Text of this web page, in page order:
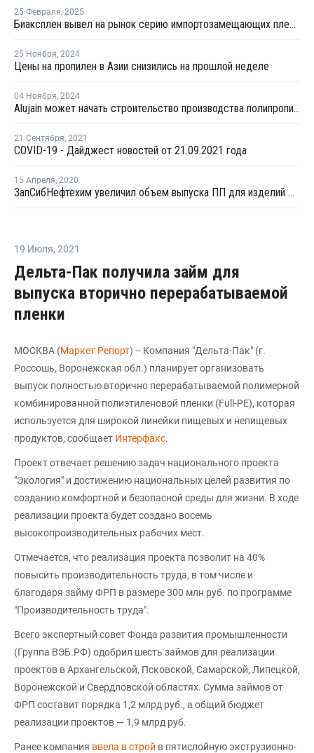
25 Февраля, 2025
Биаксплен вывел на рынок серию импортозамещающих пленок
25 Ноября, 2024
Цены на пропилен в Азии снизились на прошлой неделе
04 Ноября, 2024
Alujain может начать строительство производства полипропилена Yanbu до конца года
21 Сентября, 2021
COVID-19 - Дайджест новостей от 21.09.2021 года
15 Апреля, 2020
ЗапСибНефтехим увеличил объем выпуска ПП для изделий медицинского назначения
19 Июля, 2021
Дельта-Пак получила займ для
выпуска вторично перерабатываемой
пленки
МОСКВА (Маркет Репорт) -- Компания "Дельта-Пак" (г.
Россошь, Воронежская обл.) планирует организовать
выпуск полностью вторично перерабатываемой полимерной
комбинированной полиэтиленовой пленки (Full-PE), которая
используется для широкой линейки пищевых и непищевых
продуктов, сообщает Интерфакс.
Проект отвечает решению задач национального проекта
"Экология" и достижению национальных целей развития по
созданию комфортной и безопасной среды для жизни. В ходе
реализации проекта будет создано восемь
высокопроизводительных рабочих мест.
Отмечается, что реализация проекта позволит на 40%
повысить производительность труда, в том числе и
благодаря займу ФРП в размере 300 млн руб. по программе
"Производительность труда".
Всего экспертный совет Фонда развития промышленности
(Группа ВЭБ.РФ) одобрил шесть займов для реализации
проектов в Архангельской, Псковской, Самарской, Липецкой,
Воронежской и Свердловской областях. Сумма займов от
ФРП составит порядка 1,2 млрд руб., а общий бюджет
реализации проектов — 1,9 млрд руб.
Ранее компания ввела в строй в пятислойную экструзионно-